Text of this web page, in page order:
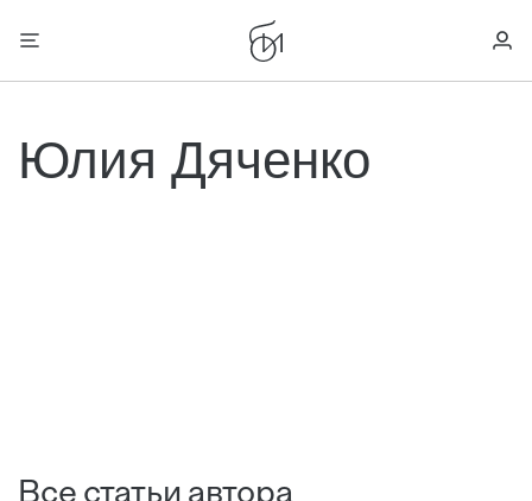
Юлия Дяченко